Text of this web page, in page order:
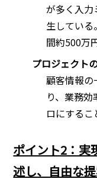
が多く入力
生してい
間約500万
プロジェクト
顧客情報
り、業務
ロにするこ
ポイント2：実
述し、自由な